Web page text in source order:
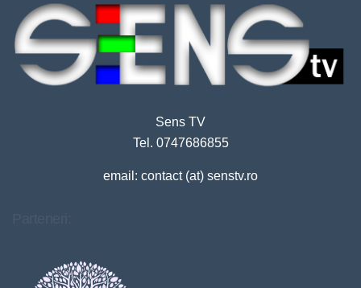
Sens TV
Tel. 0747686855
email: contact (at) senstv.ro